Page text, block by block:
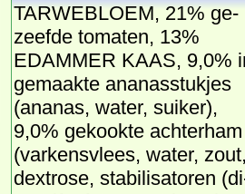
TAR­WE­BLOEM, 21% ge­
zeef­de to­ma­ten, 13%
EDAM­MER KAAS, 9,0%
ge­maak­te ana­nas­stuk­jes
(ana­nas, wa­ter, sui­ker),
9,0% ge­kook­te ach­ter­ham
(var­kens­vlees, wa­ter,
dex­tro­se, sta­bi­li­sa­to­ren